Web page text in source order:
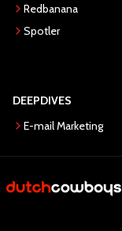
Redbanana
Spotler
DEEPDIVES
E-mail Marketing